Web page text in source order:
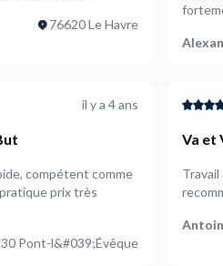
76620 Le Havre
il y a 4 ans
armoire But
prix très
Pont-l&#039;Évêque
Va et